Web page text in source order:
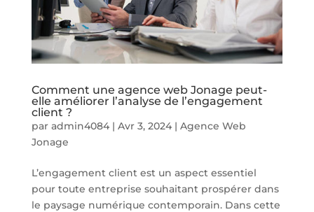
Comment une agence web Jonage peut-
elle améliorer l’analyse de l’engagement
client ?
par admin4084| Avr 3, 2024| Agence Web
Jonage
L’engagement client est un aspect essentiel
pour toute entreprise souhaitant prospérer dans
le paysage numérique contemporain. Dans cette